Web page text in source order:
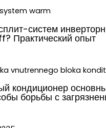
систем
Практический опыт
кондиционер
борьбы с